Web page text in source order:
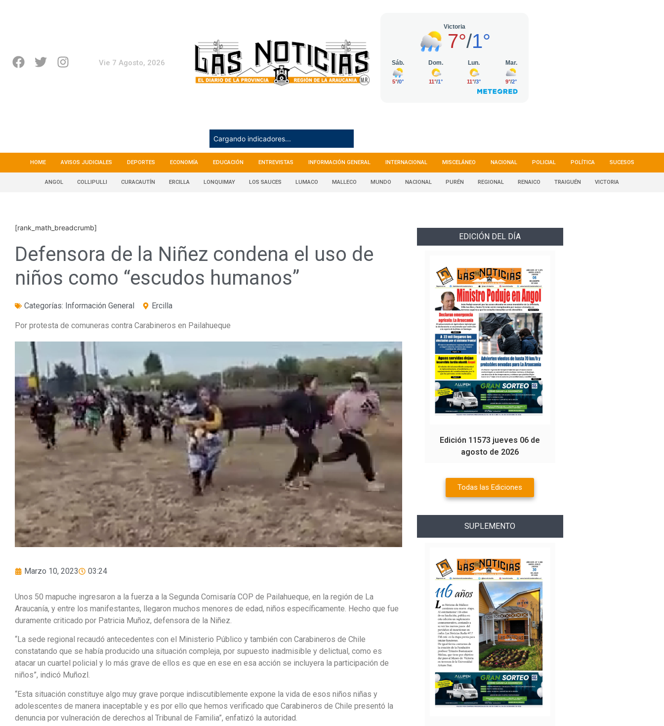
Vie 7 Agosto, 2026
Cargando indicadores...
HOME AVISOS JUDICIALES DEPORTES ECONOMÍA EDUCACIÓN ENTREVISTAS INFORMACIÓN GENERAL INTERNACIONAL MISCELÁNEO NACIONAL POLICIAL POLÍTICA SUCESOS
ANGOL COLLIPULLI CURACAUTÍN ERCILLA LONQUIMAY LOS SAUCES LUMACO MALLECO MUNDO NACIONAL PURÉN REGIONAL RENAICO TRAIGUÉN VICTORIA
[rank_math_breadcrumb]
Defensora de la Niñez condena el uso de
niños como “escudos humanos”
Categorías: Información General Ercilla
Por protesta de comuneras contra Carabineros en Pailahueque
Marzo 10, 2023 03:24
Unos 50 mapuche ingresaron a la fuerza a la Segunda Comisaría COP de Pailahueque, en la región de La
Araucanía, y entre los manifestantes, llegaron muchos menores de edad, niños específicamente. Hecho que fue
duramente criticado por Patricia Muñoz, defensora de la Niñez.
“La sede regional recaudó antecedentes con el Ministerio Público y también con Carabineros de Chile
constatando que se había producido una situación compleja, por supuesto inadmisible y delictual, como es
atacar un cuartel policial y lo más grave de ellos es que en ese en esa acción se incluyera la participación de
niños”, indicó Muñozl.
“Esta situación constituye algo muy grave porque indiscutiblemente expone la vida de esos niños niñas y
adolescentes de manera inaceptable y es por ello que hemos verificado que Carabineros de Chile presentó la
denuncia por vulneración de derechos al Tribunal de Familia”, enfatizó la autoridad.
EDICIÓN DEL DÍA
Edición 11573 jueves 06 de
agosto de 2026
Todas las Ediciones
SUPLEMENTO